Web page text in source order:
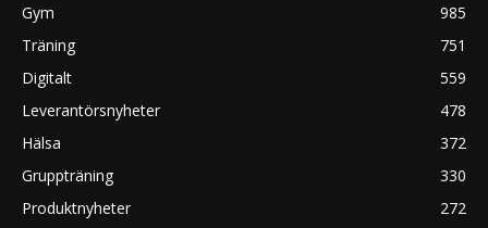
Gym
985
Träning
751
Digitalt
559
Leverantörsnyheter
478
Hälsa
372
Gruppträning
330
Produktnyheter
272